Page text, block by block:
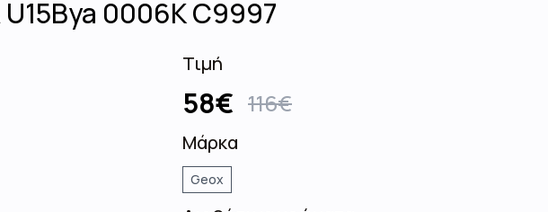
U15Bya 0006Κ C9997
Τιμή
58€ 116€
Μάρκα
Geox